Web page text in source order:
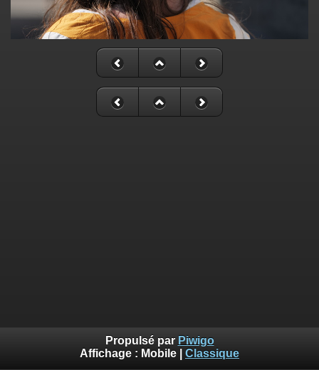
Propulsé par Piwigo
Affichage : Mobile Classique